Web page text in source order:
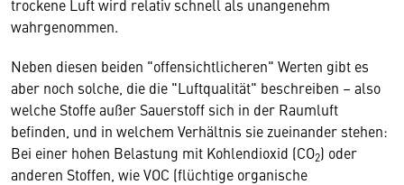
trockene Luft wird relativ schnell als unangenehm
wahrgenommen.
Neben diesen beiden "offensichtlicheren" Werten gibt es
aber noch solche, die die "Luftqualität" beschreiben – also
welche Stoffe außer Sauerstoff sich in der Raumluft
befinden, und in welchem Verhältnis sie zueinander stehen:
Bei einer hohen Belastung mit Kohlendioxid (CO2) oder
anderen Stoffen, wie VOC (flüchtige organische